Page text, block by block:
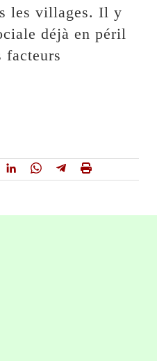
les villages. Il y
déjà en péril
facteurs